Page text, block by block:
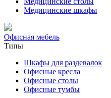
Медицинские шкафы
Офисная мебель
Типы
Шкафы для раздевалок
Офисные кресла
Офисные столы
Офисные тумбы